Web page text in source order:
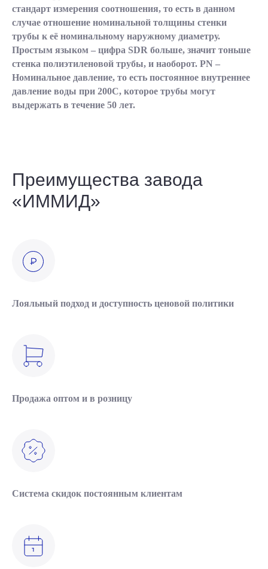
стандарт измерения соотношения, то есть в данном
случае отношение номинальной толщины стенки
трубы к её номинальному наружному диаметру.
Простым языком – цифра SDR больше, значит тоньше
стенка полиэтиленовой трубы, и наоборот. PN –
Номинальное давление, то есть постоянное внутреннее
давление воды при 200С, которое трубы могут
выдержать в течение 50 лет.
Преимущества завода
«ИММИД»
Лояльный подход и доступность ценовой политики
Продажа оптом и в розницу
Система скидок постоянным клиентам